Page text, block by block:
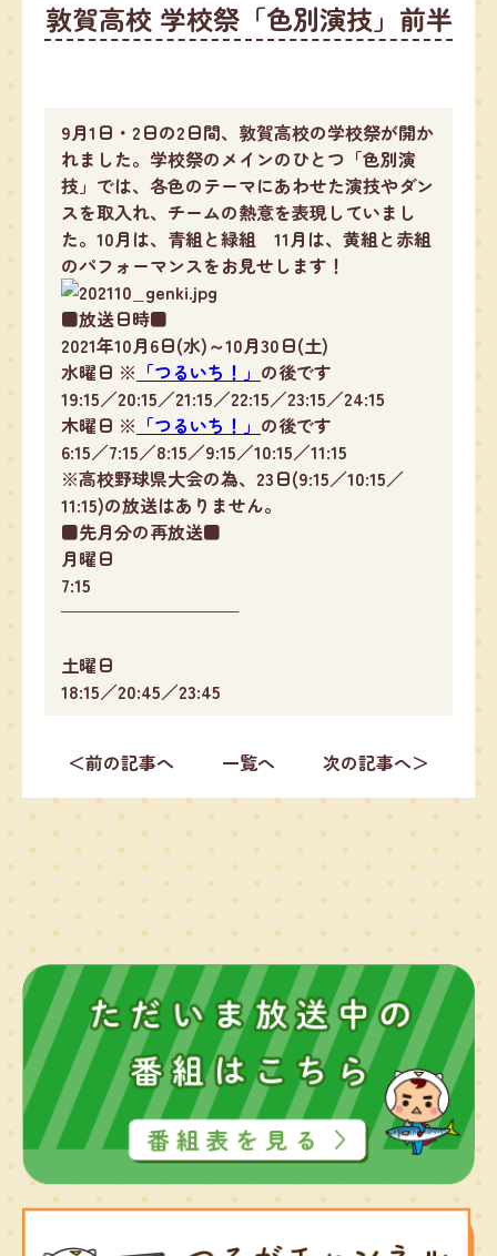
敦賀高校 学校祭「色別演技」前半
9月1日・2日の2日間、敦賀高校の学校祭が開か
れました。学校祭のメインのひとつ「色別演
技」では、各色のテーマにあわせた演技やダン
スを取入れ、チームの熱意を表現していまし
た。10月は、青組と緑組 11月は、黄組と赤組
のパフォーマンスをお見せします！
■放送日時■
2021年10月6日(水)～10月30日(土)
水曜日 ※ 「つるいち！」 の後です
19:15／20:15／21:15／22:15／23:15／24:15
木曜日 ※ 「つるいち！」 の後です
6:15／7:15／8:15／9:15／10:15／11:15
※高校野球県大会の為、23日(9:15／10:15／
11:15)の放送はありません。
■先月分の再放送■
月曜日
7:15
——————————
土曜日
18:15／20:45／23:45
＜前の記事へ 一覧へ 次の記事へ＞